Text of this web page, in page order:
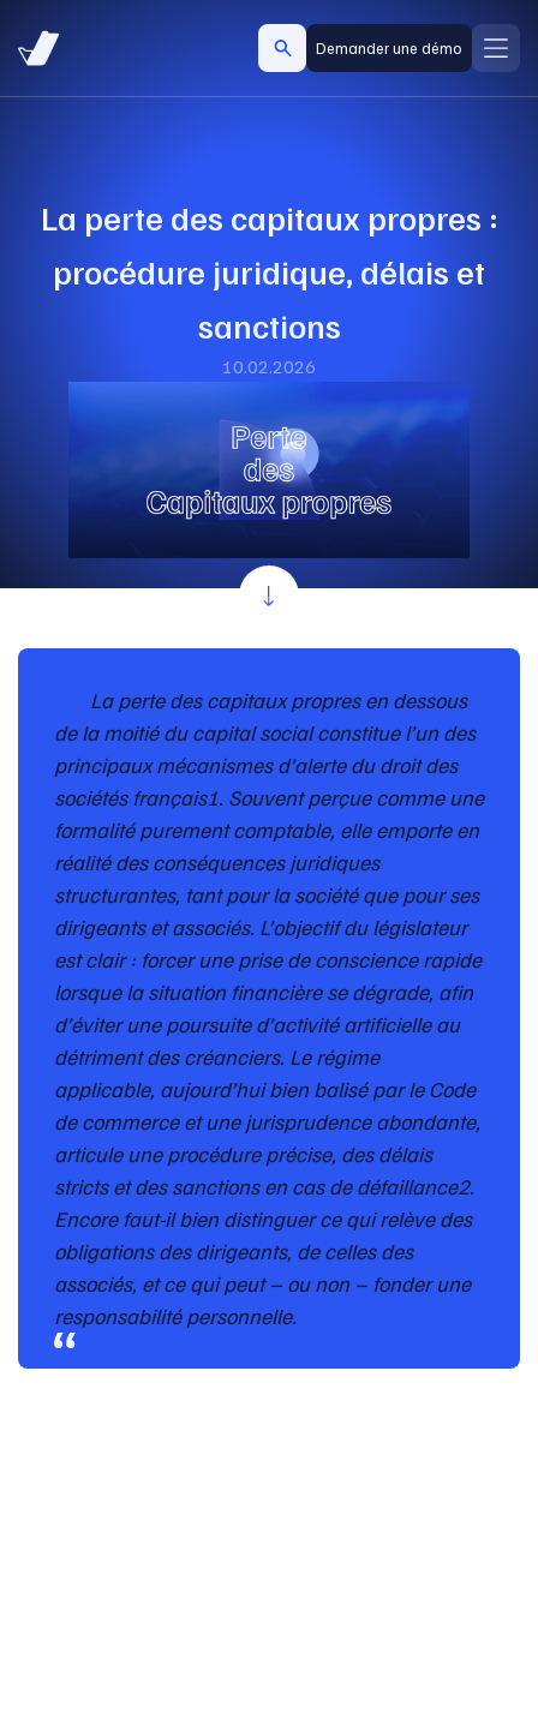
Demander une démo
La perte des capitaux propres :
procédure juridique, délais et
sanctions
10.02.2026
La perte des capitaux propres en dessous
de la moitié du capital social constitue l’un des
principaux mécanismes d’alerte du droit des
sociétés français1. Souvent perçue comme une
formalité purement comptable, elle emporte en
réalité des conséquences juridiques
structurantes, tant pour la société que pour ses
dirigeants et associés. L’objectif du législateur
est clair : forcer une prise de conscience rapide
lorsque la situation financière se dégrade, afin
d’éviter une poursuite d’activité artificielle au
détriment des créanciers. Le régime
applicable, aujourd’hui bien balisé par le Code
de commerce et une jurisprudence abondante,
articule une procédure précise, des délais
stricts et des sanctions en cas de défaillance2.
Encore faut-il bien distinguer ce qui relève des
obligations des dirigeants, de celles des
associés, et ce qui peut – ou non – fonder une
responsabilité personnelle.